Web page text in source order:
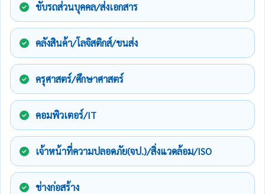
ขับรถส่วนบุคคล/ส่งเอกสาร
คลังสินค้า/โลจิสติกส์/ขนส่ง
ครุศาสตร์/ศึกษาศาสตร์
คอมพิวเตอร์/IT
เจ้าหน้าที่ความปลอดภัย(จป.)/สิ่งแวดล้อม/ISO
ช่างก่อสร้าง